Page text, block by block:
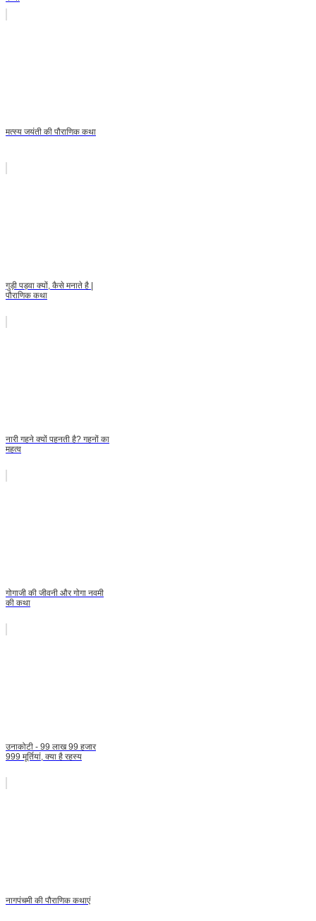
मत्स्य जयंती की पौराणिक कथा
गुड़ी पड़वा क्यों, कैसे मनाते है |
पौराणिक कथा
नारी गहने क्यों पहनती है? गहनों का
महत्व
गोगाजी की जीवनी और गोगा नवमी
की कथा
उनाकोटी - 99 लाख 99 हजार
999 मूर्तियां, क्या है रहस्य
नागपंचमी की पौराणिक कथाएं